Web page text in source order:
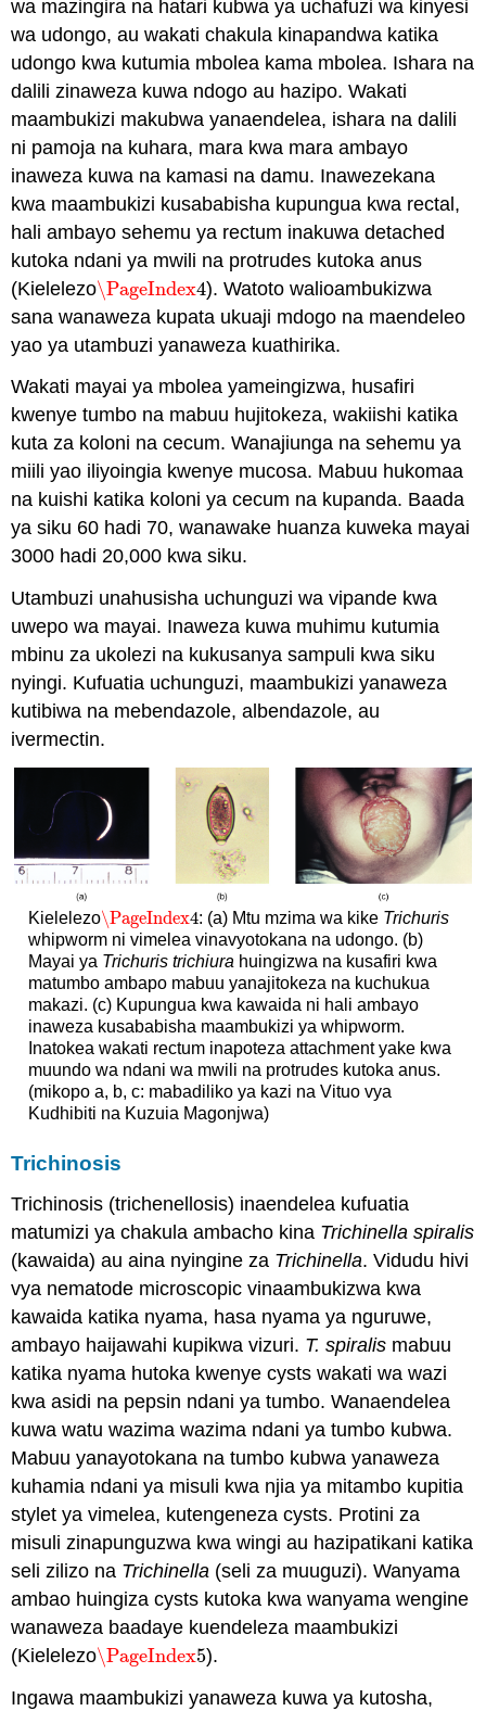
wa mazingira na hatari kubwa ya uchafuzi wa kinyesi
wa udongo, au wakati chakula kinapandwa katika
udongo kwa kutumia mbolea kama mbolea. Ishara na
dalili zinaweza kuwa ndogo au hazipo. Wakati
maambukizi makubwa yanaendelea, ishara na dalili
ni pamoja na kuhara, mara kwa mara ambayo
inaweza kuwa na kamasi na damu. Inawezekana
kwa maambukizi kusababisha kupungua kwa rectal,
hali ambayo sehemu ya rectum inakuwa detached
kutoka ndani ya mwili na protrudes kutoka anus
(Kielelezo\PageIndex4
\PageIndex4). Watoto walioambukizwa
sana wanaweza kupata ukuaji mdogo na maendeleo
yao ya utambuzi yanaweza kuathirika.
Wakati mayai ya mbolea yameingizwa, husafiri
kwenye tumbo na mabuu hujitokeza, wakiishi katika
kuta za koloni na cecum. Wanajiunga na sehemu ya
miili yao iliyoingia kwenye mucosa. Mabuu hukomaa
na kuishi katika koloni ya cecum na kupanda. Baada
ya siku 60 hadi 70, wanawake huanza kuweka mayai
3000 hadi 20,000 kwa siku.
Utambuzi unahusisha uchunguzi wa vipande kwa
uwepo wa mayai. Inaweza kuwa muhimu kutumia
mbinu za ukolezi na kukusanya sampuli kwa siku
nyingi. Kufuatia uchunguzi, maambukizi yanaweza
kutibiwa na mebendazole, albendazole, au
ivermectin.
Kielelezo\PageIndex4
\PageIndex4: (a) Mtu mzima wa kike Trichuris
whipworm ni vimelea vinavyotokana na udongo. (b)
Mayai ya Trichuris trichiura huingizwa na kusafiri kwa
matumbo ambapo mabuu yanajitokeza na kuchukua
makazi. (c) Kupungua kwa kawaida ni hali ambayo
inaweza kusababisha maambukizi ya whipworm.
Inatokea wakati rectum inapoteza attachment yake kwa
muundo wa ndani wa mwili na protrudes kutoka anus.
(mikopo a, b, c: mabadiliko ya kazi na Vituo vya
Kudhibiti na Kuzuia Magonjwa)
Trichinosis
Trichinosis (trichenellosis) inaendelea kufuatia
matumizi ya chakula ambacho kina Trichinella spiralis
(kawaida) au aina nyingine za Trichinella. Vidudu hivi
vya nematode microscopic vinaambukizwa kwa
kawaida katika nyama, hasa nyama ya nguruwe,
ambayo haijawahi kupikwa vizuri. T. spiralis mabuu
katika nyama hutoka kwenye cysts wakati wa wazi
kwa asidi na pepsin ndani ya tumbo. Wanaendelea
kuwa watu wazima wazima ndani ya tumbo kubwa.
Mabuu yanayotokana na tumbo kubwa yanaweza
kuhamia ndani ya misuli kwa njia ya mitambo kupitia
stylet ya vimelea, kutengeneza cysts. Protini za
misuli zinapunguzwa kwa wingi au hazipatikani katika
seli zilizo na Trichinella (seli za muuguzi). Wanyama
ambao huingiza cysts kutoka kwa wanyama wengine
wanaweza baadaye kuendeleza maambukizi
(Kielelezo\PageIndex5
\PageIndex5).
Ingawa maambukizi yanaweza kuwa ya kutosha,